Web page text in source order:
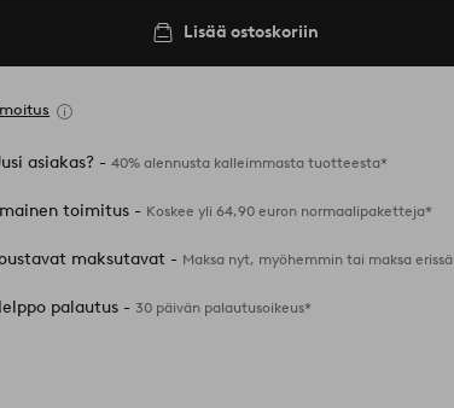
Lisää ostoskoriin
asiakas? -40% alennusta kalleimmasta tuotteesta*
toimitus - Koskee yli 64,90 euron normaalipaketteja*
maksutavat - Maksa nyt, myöhemmin tai maksa erissä
palautus -30 päivän palautusoikeus*